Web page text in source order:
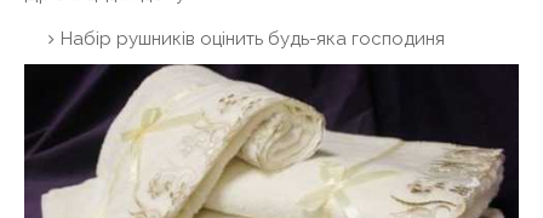
Набір рушників оцінить будь-яка господиня